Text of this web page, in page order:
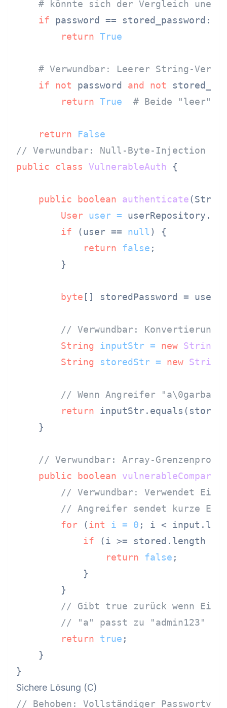
# könnte sich der Vergleich
if password == stored_password:
return True
# Verwundbar: Leerer String-
if
not password and not
return True # Beide "leer" -
return
False
// Verwundbar: Null-Byte-Injection
public
class VulnerableAuth {
public boolean authenticate
User
user =
if (user == null ) {
return
false ;
        }
byte [] storedPassword =
// Verwundbar:
String
inputStr = new String
String
storedStr = new String
// Wenn Angreifer
return
    }
// Verwundbar: Array-
public
boolean vulnerableCompare
// Verwundbar: Verwendet
// Angreifer sendet kurze
for (int i = 0 ; i <
if (i >= stored.length
return
false ;
            }
        }
// Gibt true zurück wenn
// "a" passt zu "admin123"
return
true ;
    }
Sichere Lösung (C)
// Behoben: Vollständiger